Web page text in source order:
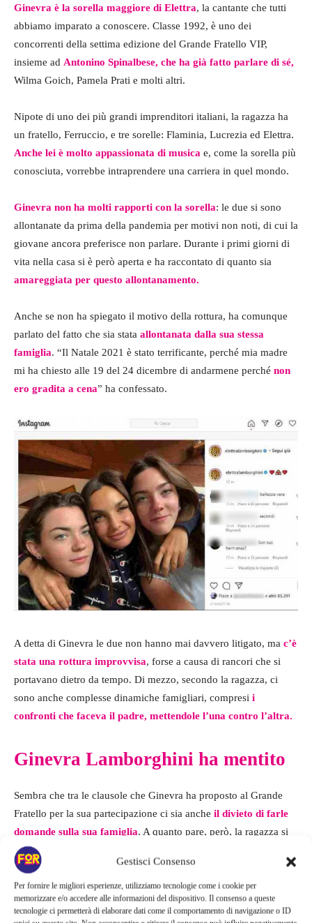
Gestisci Consenso
Per fornire le migliori esperienze, utilizziamo tecnologie come i cookie per
memorizzare e/o accedere alle informazioni del dispositivo. Il consenso a queste
tecnologie ci permetterà di elaborare dati come il comportamento di navigazione o ID
Ginevra è la sorella maggiore di Elettra, la cantante che tutti
abbiamo imparato a conoscere. Classe 1992, è uno dei
concorrenti della settima edizione del Grande Fratello VIP,
insieme ad Antonino Spinalbese, che ha già fatto parlare di sé,
Wilma Goich, Pamela Prati e molti altri.
Nipote di uno dei più grandi imprenditori italiani, la ragazza ha
un fratello, Ferruccio, e tre sorelle: Flaminia, Lucrezia ed Elettra.
Anche lei è molto appassionata di musica e, come la sorella più
conosciuta, vorrebbe intraprendere una carriera in quel mondo.
Ginevra non ha molti rapporti con la sorella: le due si sono
allontanate da prima della pandemia per motivi non noti, di cui la
giovane ancora preferisce non parlare. Durante i primi giorni di
vita nella casa si è però aperta e ha raccontato di quanto sia
amareggiata per questo allontanamento.
Anche se non ha spiegato il motivo della rottura, ha comunque
parlato del fatto che sia stata allontanata dalla sua stessa
famiglia. “Il Natale 2021 è stato terrificante, perché mia madre
mi ha chiesto alle 19 del 24 dicembre di andarmene perché non
ero gradita a cena” ha confessato.
A detta di Ginevra le due non hanno mai davvero litigato, ma c’è
stata una rottura improvvisa, forse a causa di rancori che si
portavano dietro da tempo. Di mezzo, secondo la ragazza, ci
sono anche complesse dinamiche famigliari, compresi i
confronti che faceva il padre, mettendole l’una contro l’altra.
Ginevra Lamborghini ha mentito
Sembra che tra le clausole che Ginevra ha proposto al Grande
Fratello per la sua partecipazione ci sia anche il divieto di farle
domande sulla sua famiglia. A quanto pare, però, la ragazza si
sta aprendo da sola, e forse pian piano sapremo di più su questa
storia.
Chiacchierando con Antonino Spinalbese, Alberto De Pisis e